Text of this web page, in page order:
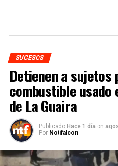
SUCESOS
Detienen a sujetos
combustible usado
de La Guaira
Publicado Hace 1 día on
Por Notifalcon